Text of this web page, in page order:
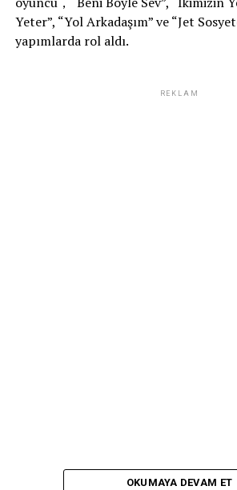
Yeter”, “Yol Arkadaşım” ve “Jet
yapımlarda rol aldı.
REKLAM
OKUMAYA DEVAM ET